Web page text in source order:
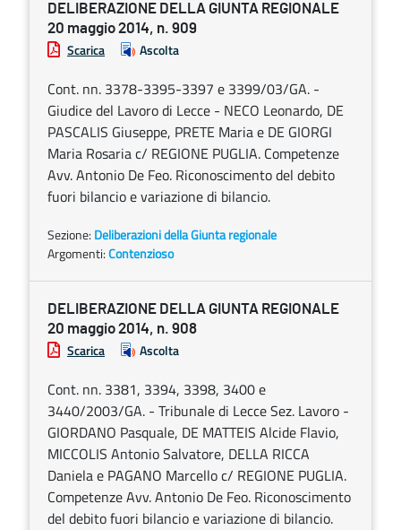
DELIBERAZIONE DELLA GIUNTA REGIONALE
20 maggio 2014, n. 909
Scarica Ascolta
Cont. nn. 3378-3395-3397 e 3399/03/GA. -
Giudice del Lavoro di Lecce - NECO Leonardo, DE
PASCALIS Giuseppe, PRETE Maria e DE GIORGI
Maria Rosaria c/ REGIONE PUGLIA. Competenze
Avv. Antonio De Feo. Riconoscimento del debito
fuori bilancio e variazione di bilancio.
Sezione: Deliberazioni della Giunta regionale
Argomenti:Contenzioso
DELIBERAZIONE DELLA GIUNTA REGIONALE
20 maggio 2014, n. 908
Scarica Ascolta
Cont. nn. 3381, 3394, 3398, 3400 e
3440/2003/GA. - Tribunale di Lecce Sez. Lavoro -
GIORDANO Pasquale, DE MATTEIS Alcide Flavio,
MICCOLIS Antonio Salvatore, DELLA RICCA
Daniela e PAGANO Marcello c/ REGIONE PUGLIA.
Competenze Avv. Antonio De Feo. Riconoscimento
del debito fuori bilancio e variazione di bilancio.